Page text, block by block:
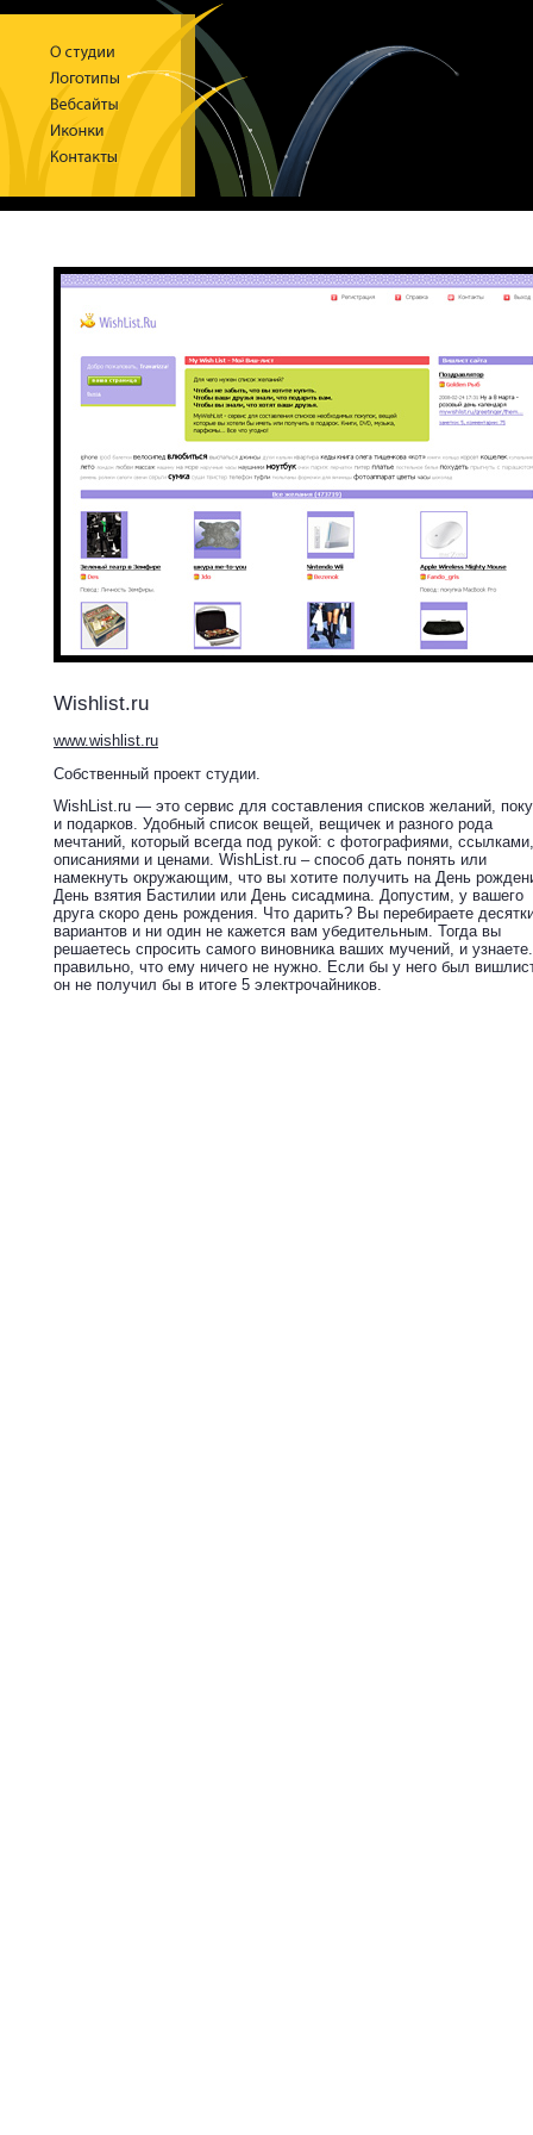
Wishlist.ru
www.wishlist.ru
Собственный проект студии.
WishList.ru — это cервис для составления списков желаний,
и подарков. Удобный список вещей, вещичек и разного рода
мечтаний, который всегда под рукой: с фотографиями, ссылками,
описаниями и ценами. WishList.ru – способ дать понять или
намекнуть окружающим, что вы хотите получить на День
День взятия Бастилии или День сисадмина. Допустим, у вашего
друга скоро день рождения. Что дарить? Вы перебираете
вариантов и ни один не кажется вам убедительным. Тогда вы
решаетесь спросить самого виновника ваших мучений, и
правильно, что ему ничего не нужно. Если бы у него был
он не получил бы в итоге 5 электрочайников.